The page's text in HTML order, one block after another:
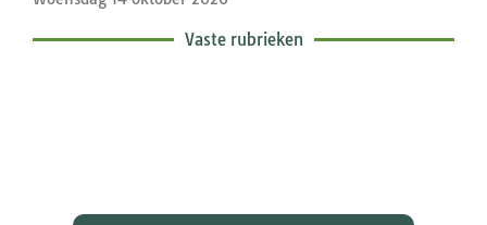
Vaste rubrieken